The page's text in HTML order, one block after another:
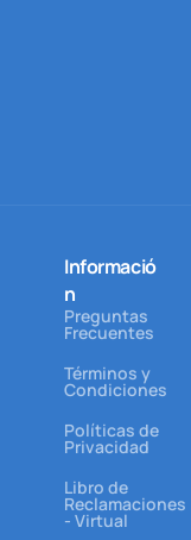
Informació
n
Preguntas
Frecuentes
Términos y
Condiciones
Políticas de
Privacidad
Libro de
Reclamaciones
- Virtual